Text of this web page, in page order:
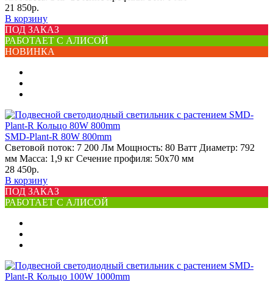
21 850р.
В корзину
ПОД ЗАКАЗ
РАБОТАЕТ С АЛИСОЙ
НОВИНКА
SMD-Plant-R 80W 800mm
Световой поток: 7 200 Лм Мощность: 80 Ватт Диаметр: 792
мм Масса: 1,9 кг Сечение профиля: 50х70 мм
28 450р.
В корзину
ПОД ЗАКАЗ
РАБОТАЕТ С АЛИСОЙ